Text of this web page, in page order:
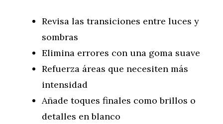
Revisa las transiciones entre luces y
sombras
Elimina errores con una goma suave
Refuerza áreas que necesiten más
intensidad
Añade toques finales como brillos o
detalles en blanco